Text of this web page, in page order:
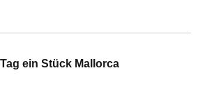
ein Stück Mallorca